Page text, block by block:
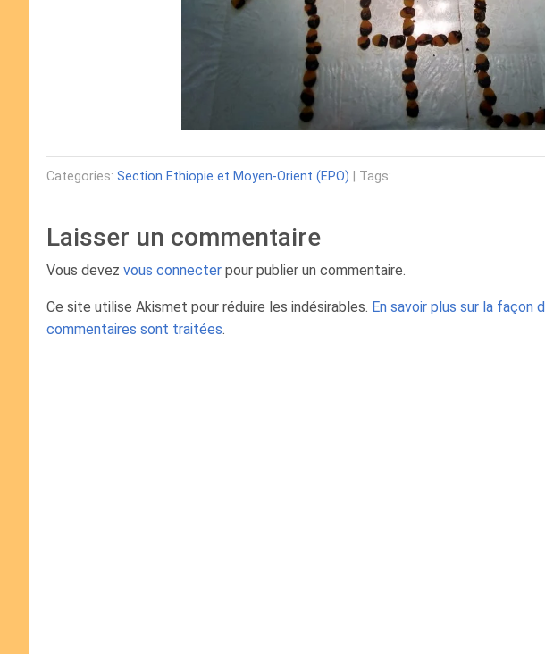
Categories: Section Ethiopie et Moyen-Orient (EPO) | Tags:
Laisser un commentaire
Vous devez vous connecter pour publier un commentaire.
Ce site utilise Akismet pour réduire les indésirables. En savoir plus sur la façon
commentaires sont traitées.